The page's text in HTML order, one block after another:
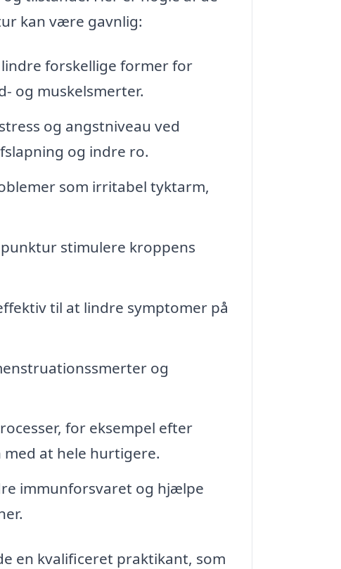
kan være gavnlig:
forskellige former for
og muskelsmerter.
og angstniveau ved
og indre ro.
som irritabel tyktarm,
stimulere kroppens
til at lindre symptomer på
og
for eksempel efter
at hele hurtigere.
immunforsvaret og hjælpe
en kvalificeret praktikant, som